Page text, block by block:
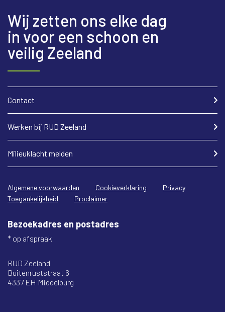
Wij zetten ons elke dag
in voor een schoon en
veilig Zeeland
Contact
Werken bij RUD Zeeland
Milieuklacht melden
Algemene voorwaarden Cookieverklaring
Privacy
Toegankelijkheid
Proclaimer
Bezoekadres en postadres
* op afspraak
RUD Zeeland
Buitenruststraat 6
4337 EH Middelburg